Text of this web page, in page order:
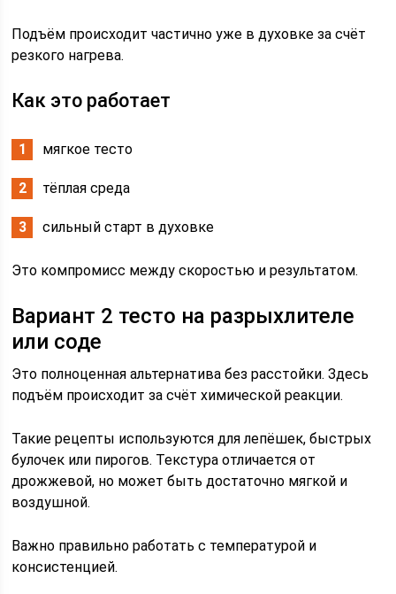
Подъём происходит частично уже в духовке за счёт
резкого нагрева.
Как это работает
мягкое тесто
тёплая среда
сильный старт в духовке
Это компромисс между скоростью и результатом.
Вариант 2 тесто на разрыхлителе
или соде
Это полноценная альтернатива без расстойки. Здесь
подъём происходит за счёт химической реакции.
Такие рецепты используются для лепёшек, быстрых
булочек или пирогов. Текстура отличается от
дрожжевой, но может быть достаточно мягкой и
воздушной.
Важно правильно работать с температурой и
консистенцией.